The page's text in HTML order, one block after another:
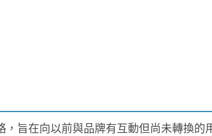
，旨在向以前與品牌有互動但尚未轉換的